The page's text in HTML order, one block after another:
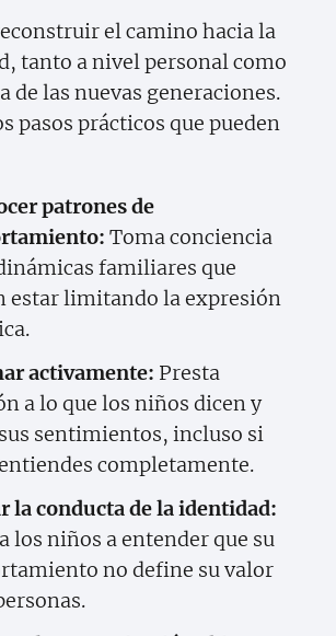
el camino hacia la
tanto a nivel personal como
de las nuevas generaciones.
pasos prácticos que pueden
patrones de
Toma conciencia
familiares que
estar limitando la expresión
activamente: Presta
a lo que los niños dicen y
sentimientos, incluso si
completamente.
la conducta de la identidad:
los niños a entender que su
no define su valor